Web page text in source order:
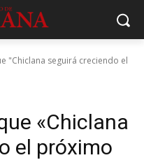
"Chiclana seguirá creciendo el
«Chiclana
el próximo